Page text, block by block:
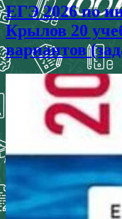
ЕГЭ 2026 по
Крылов 20
вариантов